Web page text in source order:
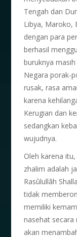
Tengah dan
Libya, Maroko,
dengan para
berhasil
buruknya
Negara porak-
rusak, rasa
karena
Kerugian dan
sedangkan
wujudnya.
Oleh karena
zhalim adalah
Rasûlullâh
tidak
memiliki
nasehat secara
akan